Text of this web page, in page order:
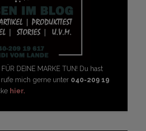
FÜR DEINE MARKE TUN! Du hast
rufe mich gerne unter 040-209 19
hier.